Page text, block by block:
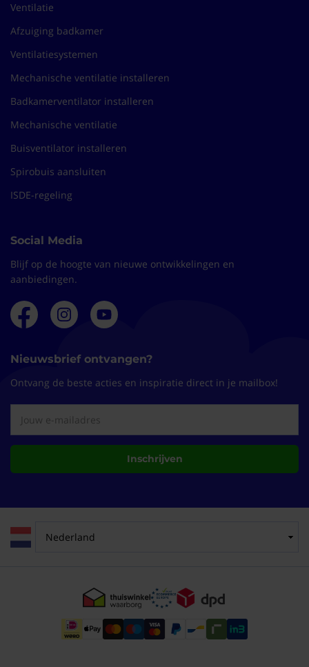
Ventilatie
Afzuiging badkamer
Ventilatiesystemen
Mechanische ventilatie installeren
Badkamerventilator installeren
Mechanische ventilatie
Buisventilator installeren
Spirobuis aansluiten
ISDE-regeling
Social Media
Blijf op de hoogte van nieuwe ontwikkelingen en
aanbiedingen.
Nieuwsbrief ontvangen?
Ontvang de beste acties en inspiratie direct in je mailbox!
Inschrijven